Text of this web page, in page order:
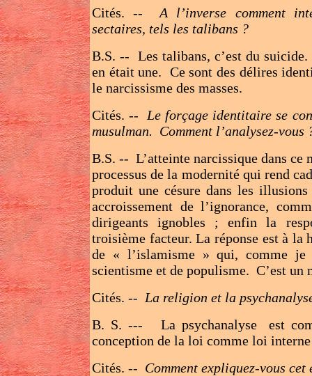
Cités. --A l’inverse comment
sectaires, tels les talibans ?
B.S. -- Les talibans, c’est du
en était une. Ce sont des délires
le narcissisme des masses.
Cités. -- Le forçage identitaire se
musulman. Comment l’analysez-vous
B.S. -- L’atteinte narcissique dans
processus de la modernité qui rend
produit une césure dans les
accroissement de l’ignorance,
dirigeants ignobles ; enfin la
troisième facteur. La réponse est à
de « l’islamisme » qui, comme je
scientisme et de populisme. C’est
Cités. -- La religion et la
B. S. --- La psychanalyse est
conception de la loi comme loi
Cités. -- Comment expliquez-vous